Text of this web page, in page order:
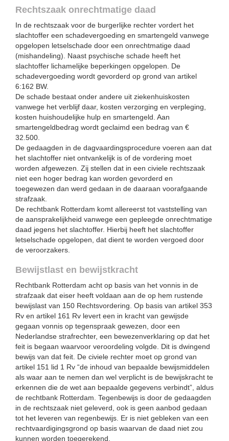
Rechtszaak onrechtmatige daad
In de rechtszaak voor de burgerlijke rechter vordert het
slachtoffer een schadevergoeding en smartengeld vanwege
opgelopen letselschade door een onrechtmatige daad
(mishandeling). Naast psychische schade heeft het
slachtoffer lichamelijke beperkingen opgelopen. De
schadevergoeding wordt gevorderd op grond van artikel
6:162 BW.
De schade bestaat onder andere uit ziekenhuiskosten
vanwege het verblijf daar, kosten verzorging en verpleging,
kosten huishoudelijke hulp en smartengeld. Aan
smartengeldbedrag wordt geclaimd een bedrag van €
32.500.
De gedaagden in de dagvaardingsprocedure voeren aan dat
het slachtoffer niet ontvankelijk is of de vordering moet
worden afgewezen. Zij stellen dat in een civiele rechtszaak
niet een hoger bedrag kan worden gevorderd en
toegewezen dan werd gedaan in de daaraan voorafgaande
strafzaak.
De rechtbank Rotterdam komt allereerst tot vaststelling van
de aansprakelijkheid vanwege een gepleegde onrechtmatige
daad jegens het slachtoffer. Hierbij heeft het slachtoffer
letselschade opgelopen, dat dient te worden vergoed door
de veroorzakers.
Bewijstlast en bewijstkracht
Rechtbank Rotterdam acht op basis van het vonnis in de
strafzaak dat eiser heeft voldaan aan de op hem rustende
bewijslast van 150 Rechtsvordering. Op basis van artikel 353
Rv en artikel 161 Rv levert een in kracht van gewijsde
gegaan vonnis op tegenspraak gewezen, door een
Nederlandse strafrechter, een bewezenverklaring op dat het
feit is begaan waarvoor veroordeling volgde. Dit is dwingend
bewijs van dat feit. De civiele rechter moet op grond van
artikel 151 lid 1 Rv “de inhoud van bepaalde bewijsmiddelen
als waar aan te nemen dan wel verplicht is de bewijskracht te
erkennen die de wet aan bepaalde gegevens verbindt”, aldus
de rechtbank Rotterdam. Tegenbewijs is door de gedaagden
in de rechtszaak niet geleverd, ook is geen aanbod gedaan
tot het leveren van regenbewijs. Er is niet gebleken van een
rechtvaardigingsgrond op basis waarvan de daad niet zou
kunnen worden toegerekend.